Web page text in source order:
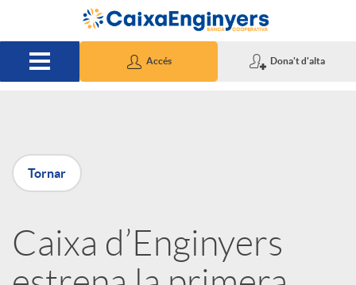
Salta al contingut principal
Accés Dona't d'alta
P
u
b
Tornar
Caixa d’Enginyers